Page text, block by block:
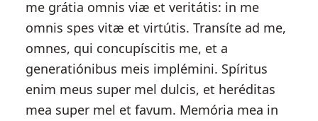
me grátia omnis viæ et veritátis: in me
omnis spes vitæ et virtútis. Transíte ad me,
omnes, qui concupíscitis me, et a
generatiónibus meis implémini. Spíritus
enim meus super mel dulcis, et heréditas
mea super mel et favum. Memória mea in